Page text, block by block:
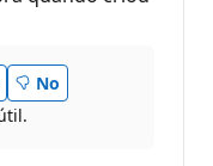
No